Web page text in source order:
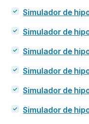
Simulador de
Simulador de
Simulador de
Simulador de
Simulador de
Simulador de